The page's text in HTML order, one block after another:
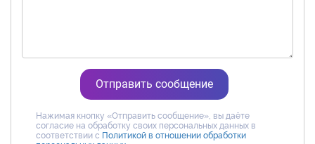
Отправить сообщение
Нажимая кнопку «Отправить сообщение», вы даёте
согласие на обработку своих персональных данных в
соответствии с Политикой в отношении обработки